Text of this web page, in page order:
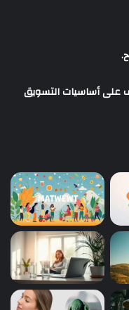
على أساسيات التسويق